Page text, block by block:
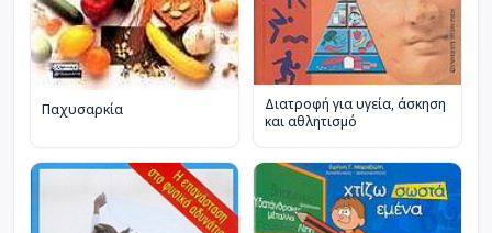
Παχυσαρκία
Διατροφή για υγεία, άσκηση
και αθλητισμό